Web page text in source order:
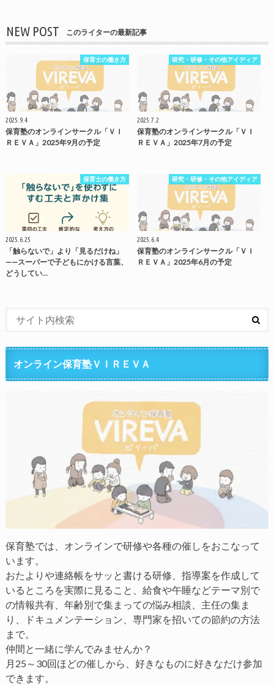
NEW POST このライターの最新記事
保育士の働き方
2025.9.4
保育塾のオンラインサークル「ＶＩ
ＲＥＶＡ」2025年9月の予定
研究・研修・その他アイディア
2025.7.2
保育塾のオンラインサークル「ＶＩ
ＲＥＶＡ」2025年7月の予定
保育士の働き方
2025.6.25
「触らないで」より「見るだけね」
——スーパーで子どもにかける言葉、
どうしてい…
研究・研修・その他アイディア
2025.6.4
保育塾のオンラインサークル「ＶＩ
ＲＥＶＡ」2025年6月の予定
オンライン保育塾ＶＩＲＥＶＡ
保育塾では、オンラインで研修や各種の催しをおこなって
います。
おたよりや連絡帳をサッと書ける研修、指導案を作成して
いるところを実際に見ること、給食や午睡などテーマ別で
の情報共有、年齢別で集まっての悩み相談、主任の集ま
り、ドキュメンテーション、専門家を招いての節約の方法
まで。
仲間と一緒に学んでみませんか？
月25～30回ほどの催しから、好きなものに好きなだけ参加
できます。